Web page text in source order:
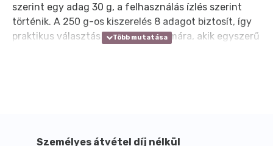
szerint egy adag 30 g, a felhasználás ízlés szerint
történik. A 250 g-os kiszerelés 8 adagot biztosít, így
praktikus választás lehet azok számára, akik egyszerű
omega-3 zsírsavakban gazdag, alacsony
Személyes átvétel díj nélkül